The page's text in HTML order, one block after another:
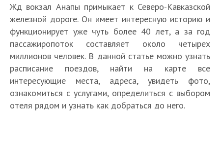
Жд вокзал Анапы примыкает к Северо-Кавказской
железной дороге. Он имеет интересную историю и
функционирует уже чуть более 40 лет, а за год
пассажиропоток составляет около четырех
миллионов человек. В данной статье можно узнать
расписание поездов, найти на карте все
интересующие места, адреса, увидеть фото,
ознакомиться с услугами, определиться с выбором
отеля рядом и узнать как добраться до него.